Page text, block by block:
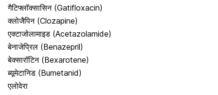
गैटिफ्लॉक्सासिन (Gatifloxacin)
क्लोजैपिन (Clozapine)
एक्टाजोलामाइड (Acetazolamide)
बेनाजेप्रिल (Benazepril)
बेक्सारॉटिन (Bexarotene)
ब्यूमेटानिड (Bumetanid)
एलोवेरा